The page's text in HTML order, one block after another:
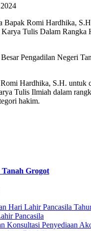
Bapak Romi Hardhika,
Karya Tulis Dalam
Pengadilan Negeri
Hardhika, S.H. untuk
Tulis Ilmiah dalam
hakim.
Grogot
Hari Lahir Pancasila
Pancasila
Konsultasi Penyediaan